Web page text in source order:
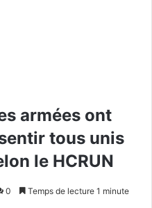
armées ont
tous unis
le HCRUN
0 Temps de lecture 1 minute